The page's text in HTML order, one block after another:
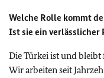
Welche Rolle kommt
Ist sie ein verlässlicher
Die Türkei ist und
Wir arbeiten seit